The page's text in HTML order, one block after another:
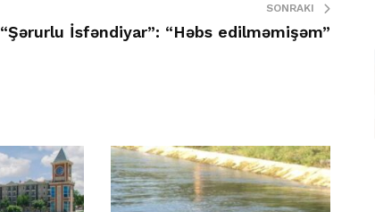
SONRAKI
“Şərurlu İsfəndiyar”: “Həbs edilməmişəm”